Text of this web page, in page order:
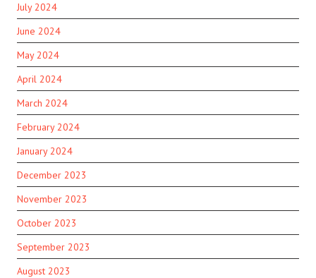
July 2024
June 2024
May 2024
April 2024
March 2024
February 2024
January 2024
December 2023
November 2023
October 2023
September 2023
August 2023